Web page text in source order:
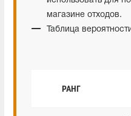
магазине отходов.
Таблица
РАНГ